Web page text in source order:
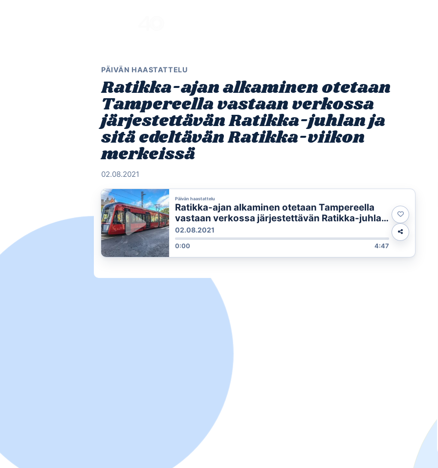
PÄIVÄN HAASTATTELU
Ratikka-ajan alkaminen otetaan
Tampereella vastaan verkossa
järjestettävän Ratikka-juhlan ja
sitä edeltävän Ratikka-viikon
merkeissä
02.08.2021
Päivän haastattelu
Ratikka-ajan alkaminen otetaan Tampereella
vastaan verkossa järjestettävän Ratikka-juhlan
ja sitä edeltävän Ratikka-viikon merkeissä
02.08.2021
0:00 4:47